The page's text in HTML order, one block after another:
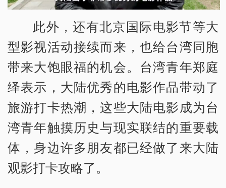
此外，还有北京国际电影节等大
型影视活动接续而来，也给台湾同胞
带来大饱眼福的机会。台湾青年郑庭
绎表示，大陆优秀的电影作品带动了
旅游打卡热潮，这些大陆电影成为台
湾青年触摸历史与现实联结的重要载
体，身边许多朋友都已经做了来大陆
观影打卡攻略了。